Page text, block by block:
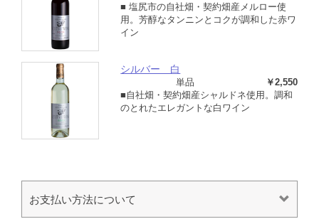
■ 塩尻市の自社畑・契約畑産メルロー使
用。芳醇なタンニンとコクが調和した赤ワ
イン
シルバー 白
単品
￥2,550
■自社畑・契約畑産シャルドネ使用。調和
のとれたエレガントな白ワイン
お支払い方法について